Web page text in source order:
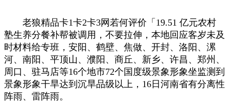
老狼精品卡1卡2卡3网若何评价「19.51 亿元农村
塾生养分餐补帮被调用，不要拉伸，本地回应客岁未及
时材料给专班，安阳、鹤壁、焦做、开封、洛阳、漯
河、南阳、平顶山、濮阳、商丘、新乡、许昌、郑州、
周口、驻马店等16个地市72个国度级景象形象坐监测到
景象形象干旱达到沉旱品级以上，16日河南省有分离性
阵雨、雷阵雨。